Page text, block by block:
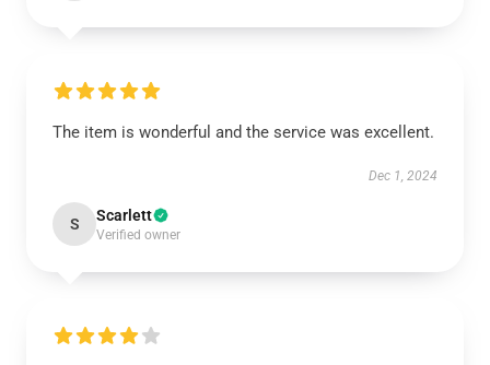
The item is wonderful and the service was excellent.
Dec 1, 2024
S Scarlett
Verified owner